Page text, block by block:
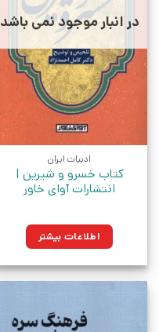
در انبار موجود نمی باشد
ادبیات ایران
کتاب خسرو و شیرین |
انتشارات آوای خاور
اطلاعات بیشتر